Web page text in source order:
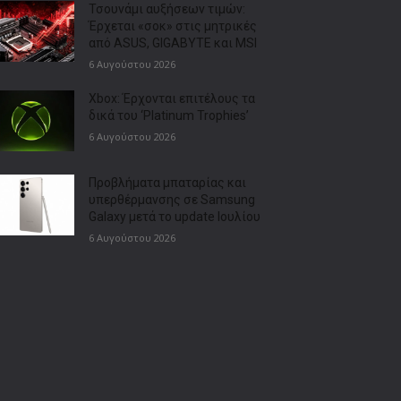
Τσουνάμι αυξήσεων τιμών:
Έρχεται «σοκ» στις μητρικές
από ASUS, GIGABYTE και MSI
6 Αυγούστου 2026
Xbox: Έρχονται επιτέλους τα
δικά του ‘Platinum Trophies’
6 Αυγούστου 2026
Προβλήματα μπαταρίας και
υπερθέρμανσης σε Samsung
Galaxy μετά το update Ιουλίου
6 Αυγούστου 2026